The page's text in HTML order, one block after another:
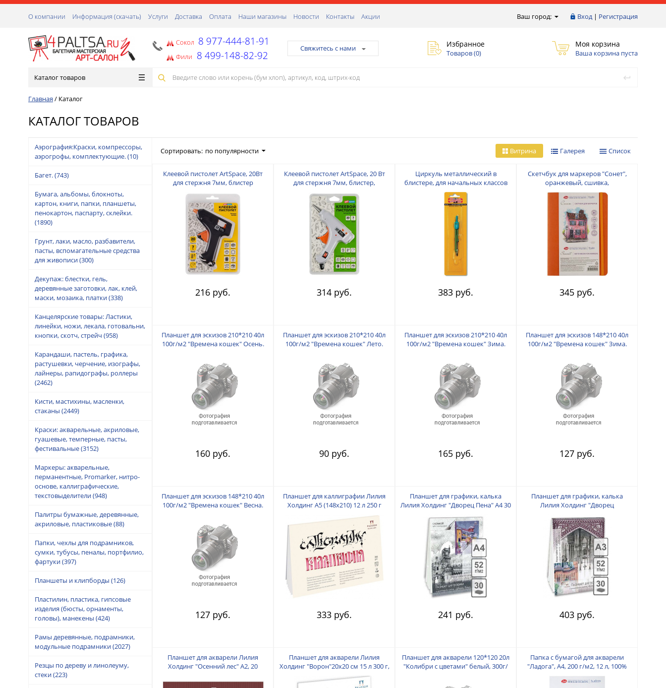
Ваш город: Вход| Регистрация
О компании Информация (скачать) Услуги Доставка Оплата Наши магазины Новости Контакты Акции
Сокол 8 977-444-81-91
Фили 8 499-148-82-92
Свяжитесь с нами Избранное
Товаров (0)
Моя корзина
Ваша корзина пуста
Каталог товаров
Главная / Каталог
КАТАЛОГ ТОВАРОВ
Аэрография:Краски, компрессоры,
аэрогрофы, комплектующие.(10)
Багет.(743)
Бумага, альбомы, блокноты,
картон, книги, папки, планшеты,
пенокартон, паспарту, склейки.
(1890)
Грунт, лаки, масло, разбавители,
пасты, вспомагательные средства
для живописи(300)
Декупаж: блестки, гель,
деревянные заготовки, лак, клей,
маски, мозаика, платки(338)
Канцелярские товары: Ластики,
линейки, ножи, лекала, готовальни,
кнопки, скотч, стрейч (958)
Карандаши, пастель, графика,
растушевки, черчение, изографы,
лайнеры, рапидографы, роллеры
(2462)
Кисти, мастихины, масленки,
стаканы (2449)
Краски: акварельные, акриловые,
гуашевые, темперные, пасты,
фестивальные(3152)
Маркеры: акварельные,
перманентные, Promarker, нитро-
основе, каллиграфические,
текстовыделители(948)
Палитры бумажные, деревянные,
акриловые, пластиковые(88)
Папки, чехлы для подрамников,
сумки, тубусы, пеналы, портфилио,
фартуки(397)
Планшеты и клипборды (126)
Пластилин, пластика, гипсовые
изделия (бюсты, орнаменты,
головы), манекены (424)
Рамы деревянные, подрамники,
модульные подрамники(2027)
Резцы по дереву и линолеуму,
стеки(223)
Список
Галерея
Витрина
Сортировать: по популярности
Клеевой пистолет ArtSpace, 20Вт
для стержня 7мм, блистер
216 руб.
Клеевой пистолет ArtSpace, 20 Вт
для стержня 7мм, блистер,
314 руб.
Циркуль металлический в
блистере, для начальных классов
KOH-I-NOOR 4501
383 руб.
Скетчбук для маркеров "Сонет",
оранжевый, сшивка,
двухсторонняя бумага, 220 г/м2,
А5, 20 листов
345 руб.
Планшет для эскизов 210*210 40л
100г/м2 "Времена кошек" Осень.
160 руб.
Планшет для эскизов 210*210 40л
100г/м2 "Времена кошек" Лето.
90 руб.
Планшет для эскизов 210*210 40л
100г/м2 "Времена кошек" Зима.
165 руб.
Планшет для эскизов 148*210 40л
100г/м2 "Времена кошек" Зима.
127 руб.
Планшет для эскизов 148*210 40л
100г/м2 "Времена кошек" Весна.
127 руб.
Планшет для каллиграфии Лилия
Холдинг А5 (148х210) 12 л 250 г
333 руб.
Планшет для графики, калька
Лилия Холдинг "Дворец Пена" А4 30
241 руб.
Планшет для графики, калька
Лилия Холдинг "Дворец
403 руб.
Планшет для акварели Лилия
Холдинг "Осенний лес" А2, 20
Планшет для акварели Лилия
Холдинг "Ворон"20х20 см 15 л 300 г,
100% хлопок, белый
Планшет для акварели 120*120 20л
"Колибри с цветами" белый, 300г/
Папка с бумагой для акварели
"Ладога", А4, 200 г/м2, 12 л, 100%
целлюлоза, среднее зерно